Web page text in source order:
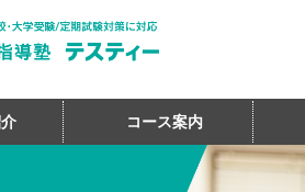
コース案内